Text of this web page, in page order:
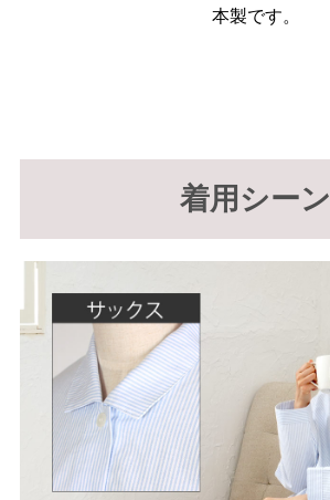
本製です。
着用シーン